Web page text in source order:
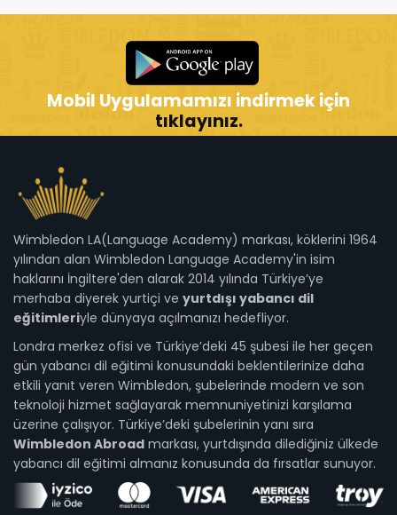
Mobil Uygulamamızı indirmek için
tıklayınız.
Wimbledon LA(Language Academy) markası, köklerini 1964
yılından alan Wimbledon Language Academy'in isim
haklarını İngiltere'den alarak 2014 yılında Türkiye’ye
merhaba diyerek yurtiçi ve yurtdışı yabancı dil
eğitimleriyle dünyaya açılmanızı hedefliyor.
Londra merkez ofisi ve Türkiye’deki 45 şubesi ile her geçen
gün yabancı dil eğitimi konusundaki beklentilerinize daha
etkili yanıt veren Wimbledon, şubelerinde modern ve son
teknoloji hizmet sağlayarak memnuniyetinizi karşılama
üzerine çalışıyor. Türkiye’deki şubelerinin yanı sıra
Wimbledon Abroad markası, yurtdışında dilediğiniz ülkede
yabancı dil eğitimi almanız konusunda da fırsatlar sunuyor.